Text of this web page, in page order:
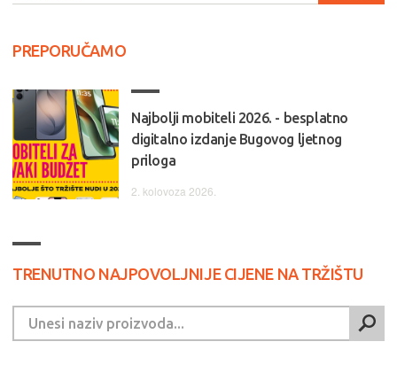
PREPORUČAMO
Najbolji mobiteli 2026. - besplatno
digitalno izdanje Bugovog ljetnog
priloga
2. kolovoza 2026.
TRENUTNO NAJPOVOLJNIJE CIJENE NA TRŽIŠTU